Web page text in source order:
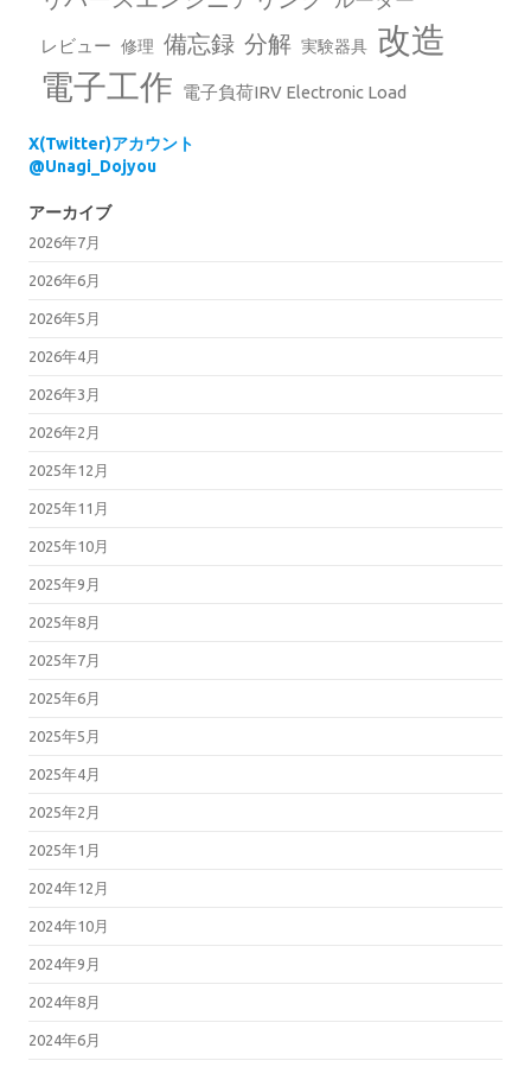
レビュー 修理 備忘録 分解 実験器具 改造
電子工作 電子負荷IRV Electronic Load
X(Twitter)アカウント
@Unagi_Dojyou
アーカイブ
2026年7月
2026年6月
2026年5月
2026年4月
2026年3月
2026年2月
2025年12月
2025年11月
2025年10月
2025年9月
2025年8月
2025年7月
2025年6月
2025年5月
2025年4月
2025年2月
2025年1月
2024年12月
2024年10月
2024年9月
2024年8月
2024年6月